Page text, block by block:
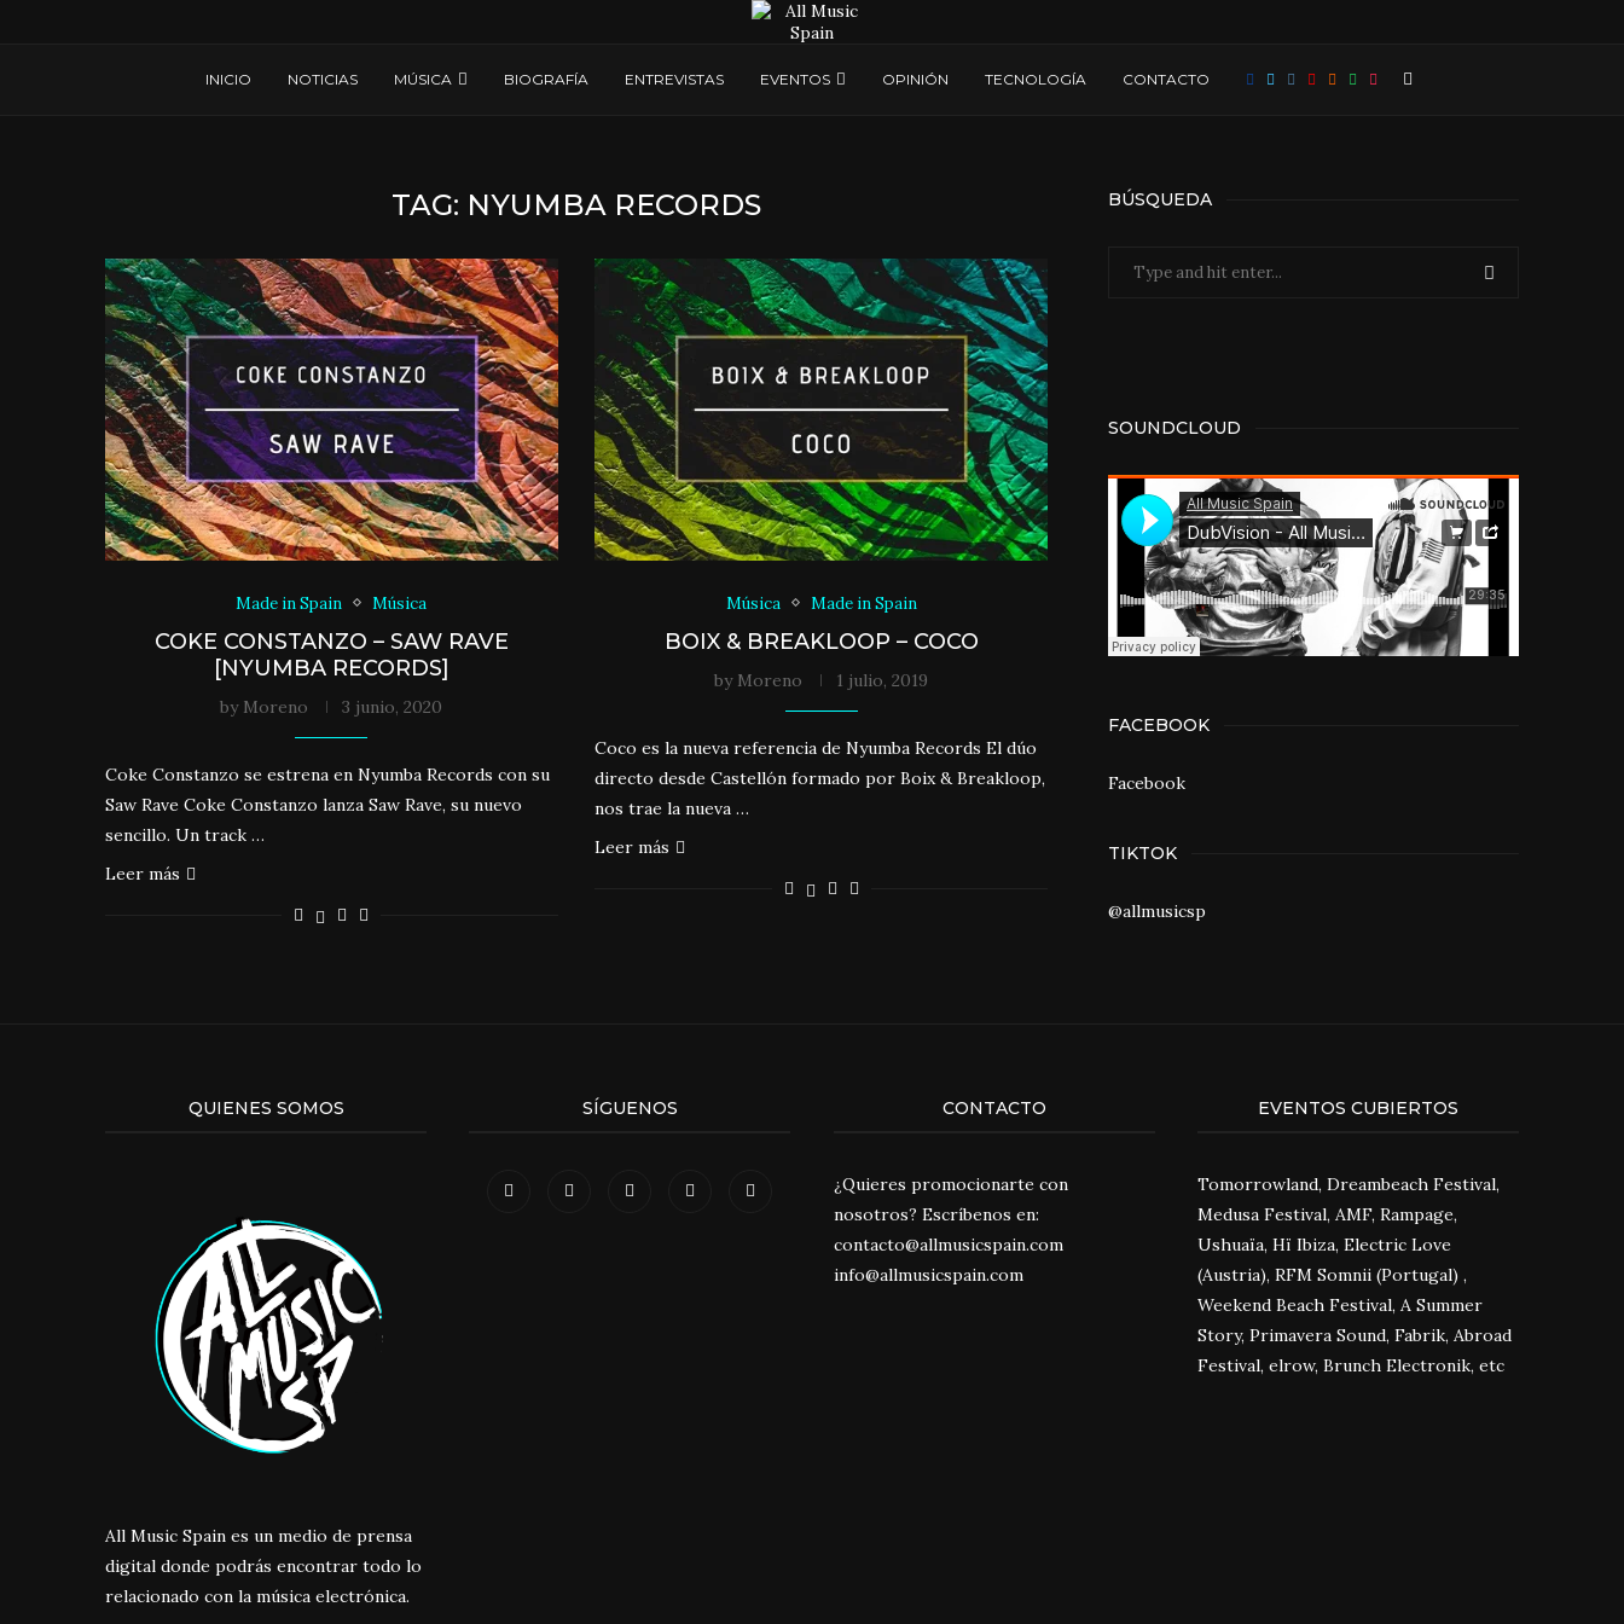
INICIO NOTICIAS MÚSICA BIOGRAFÍA ENTREVISTAS EVENTOS OPINIÓN TECNOLOGÍA CONTACTO
TAG: NYUMBA RECORDS
Made in Spain Música
COKE CONSTANZO – SAW RAVE
[NYUMBA RECORDS]
by Moreno 3 junio, 2020
Coke Constanzo se estrena en Nyumba Records con su
Saw Rave Coke Constanzo lanza Saw Rave, su nuevo
sencillo. Un track …
Leer más
Música Made in Spain
BOIX & BREAKLOOP – COCO
by Moreno 1 julio, 2019
Coco es la nueva referencia de Nyumba Records El dúo
directo desde Castellón formado por Boix & Breakloop,
nos trae la nueva …
Leer más
BÚSQUEDA
SOUNDCLOUD
FACEBOOK
Facebook
TIKTOK
@allmusicsp
QUIENES SOMOS
All Music Spain es un medio de prensa
digital donde podrás encontrar todo lo
relacionado con la música electrónica.
SÍGUENOS CONTACTO
¿Quieres promocionarte con
nosotros? Escríbenos en:
contacto@allmusicspain.com
info@allmusicspain.com
EVENTOS CUBIERTOS
Tomorrowland, Dreambeach Festival,
Medusa Festival, AMF, Rampage,
Ushuaïa, Hï Ibiza, Electric Love
(Austria), RFM Somnii (Portugal) ,
Weekend Beach Festival, A Summer
Story, Primavera Sound, Fabrik, Abroad
Festival, elrow, Brunch Electronik, etc